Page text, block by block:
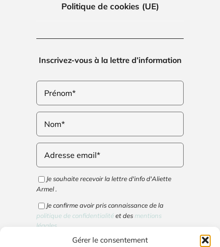
Gérer le consentement
Politique de cookies (UE)
Inscrivez-vous à la lettre d’information
Je souhaite recevoir la lettre d'info d'Aliette
Armel .
Je confirme avoir pris connaissance de la
politique de confidentialitéet des mentions
légales.